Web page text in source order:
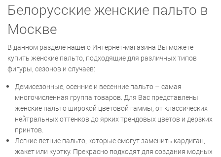
Белорусские женские пальто в
Москве
В данном разделе нашего Интернет-магазина Вы можете
купить женские пальто, подходящие для различных типов
фигуры, сезонов и случаев:
Демисезонные, осенние и весенние пальто – самая
многочисленная группа товаров. Для Вас представлены
женские пальто широкой цветовой гаммы, от классических
нейтральных оттенков до ярких трендовых цветов и дерзких
принтов.
Легкие летние пальто, которые смогут заменить кардиган,
жакет или куртку. Прекрасно подходят для создания модных